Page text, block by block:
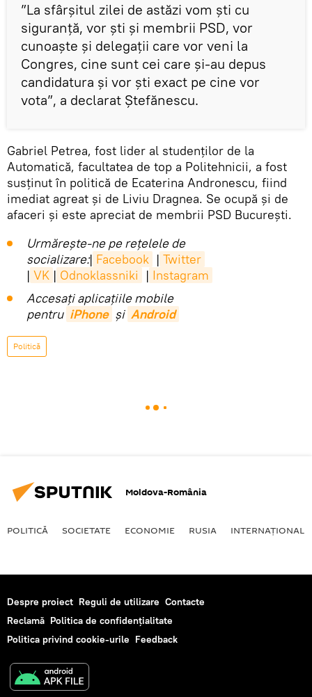
”La sfârșitul zilei de astăzi vom ști cu
siguranță, vor ști și membrii PSD, vor
cunoaște și delegații care vor veni la
Congres, cine sunt cei care și-au depus
candidatura și vor ști exact pe cine vor
vota”, a declarat Ștefănescu.
Gabriel Petrea, fost lider al studenților de la
Automatică, facultatea de top a Politehnicii, a fost
susținut în politică de Ecaterina Andronescu, fiind
imediat agreat și de Liviu Dragnea. Se ocupă și de
afaceri și este apreciat de membrii PSD București.
Urmărește-ne pe rețelele de
socializare:| Facebook | Twitter
| VK | Odnoklassniki | Instagram
Accesaţi aplicaţiile mobile
pentru iPhone și Android
Politică
Moldova-România
POLITICĂ SOCIETATE ECONOMIE RUSIA INTERNAŢIONAL
Despre proiect Reguli de utilizare Contacte
Reclamă Politica de confidențialitate
Politica privind cookie-urile Feedback